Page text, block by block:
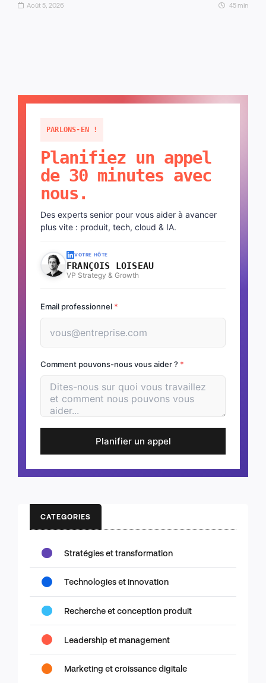
Août 5, 2026 45 min
PARLONS-EN !
Planifiez un appel
de 30 minutes avec
nous.
Des experts senior pour vous aider à avancer
plus vite : produit, tech, cloud & IA.
VOTRE HÔTE
FRANÇOIS LOISEAU
VP Strategy & Growth
Email professionnel *
Comment pouvons-nous vous aider ? *
Planifier un appel
CATEGORIES
Stratégies et transformation
Technologies et innovation
Recherche et conception produit
Leadership et management
Marketing et croissance digitale